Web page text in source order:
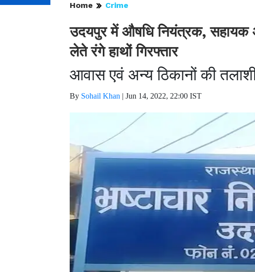
Home Crime
उदयपुर में औषधि नियंत्रक, सहायक
लेते रंगे हाथों गिरफ्तार
आवास एवं अन्य ठिकानों की
By Sohail Khan | Jun 14, 2022, 22:00 IST